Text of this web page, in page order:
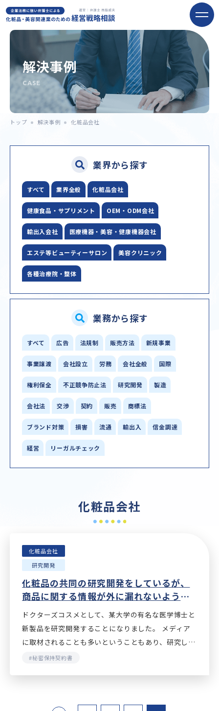
解決事例
CASE
トップ 解決事例 化粧品会社
業界から探す
すべて 業界全般 化粧品会社
健康食品・サプリメント OEM・ODM会社
輸出入会社 医療機器・美容・健康機器会社
エステ等ビューティーサロン 美容クリニック
各種治療院・整体
業務から探す
すべて 広告 法規制 販売方法 新規事業
事業譲渡 会社設立 労務 会社全般 国際
権利保全 不正競争防止法 研究開発 製造
会社法 交渉 契約 販売 商標法
ブランド対策 損害 流通 輸出入 信金調達
経営 リーガルチェック
化粧品会社
化粧品会社
研究開発
化粧品の共同の研究開発をしているが、
商品に関する情報が外に漏れないように
したい。（秘密保持契約書）
ドクターズコスメとして、某大学の有名な医学博士と
新製品を研究開発することになりました。 メディア
に取材されることも多いということもあり、研究して
いる段階から外部に企画内容を話してしまい競合他社
#秘密保持契約書